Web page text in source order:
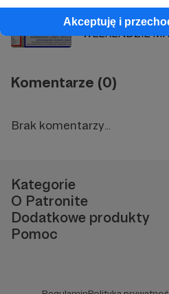
Akceptuję i
ZAPROSZENIE
WEEKENDZIE
Komentarze (0)
Brak komentarzy...
Kategorie
O Patronite
Dodatkowe produkty
Pomoc